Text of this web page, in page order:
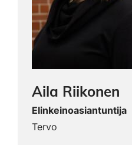
Aila Riikonen
Elinkeinoasiantuntija
Tervo